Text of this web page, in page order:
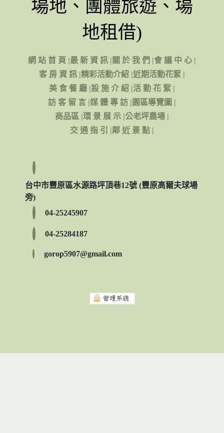
場地、團體旅遊、場
地租借)
網 站 首 頁 |最 新 資 訊 | 關 於 我 們 |會 議 中 心 |
客 房 資 訊 |精彩活動介紹 |近期活動花絮 |
美 食 餐 廳 |設 施 介 紹 |活 動 花 絮 |
訪 客 留 言 |媒 體 專 訪 | 園區導覽圖 |
商品區 |環 景 展 示 |公老坪農場 |
交 通 指 引
|鄰 近 景 點 |
台中市豐原區水源路坪頂巷12號 (豐原高爾夫球場
旁)
04-25245907
04-25284187
gorop5907@gmail.com